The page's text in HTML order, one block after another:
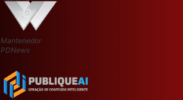
Mantenedor
PDNews